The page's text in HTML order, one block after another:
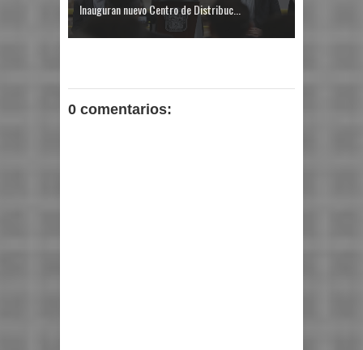
Inauguran nuevo Centro de Distribuc...
0 comentarios: